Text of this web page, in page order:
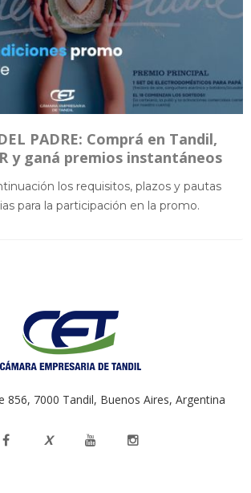
PADRE: Comprá en Tandil,
y ganá premios instantáneos
los requisitos, plazos y pautas
para la participación en la promo.
856, 7000 Tandil, Buenos Aires, Argentina
X